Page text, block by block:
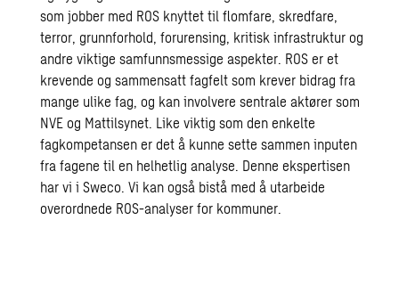
som jobber med ROS knyttet til flomfare, skredfare,
terror, grunnforhold, forurensing, kritisk infrastruktur og
andre viktige samfunnsmessige aspekter. ROS er et
krevende og sammensatt fagfelt som krever bidrag fra
mange ulike fag, og kan involvere sentrale aktører som
NVE og Mattilsynet. Like viktig som den enkelte
fagkompetansen er det å kunne sette sammen inputen
fra fagene til en helhetlig analyse. Denne ekspertisen
har vi i Sweco. Vi kan også bistå med å utarbeide
overordnede ROS-analyser for kommuner.